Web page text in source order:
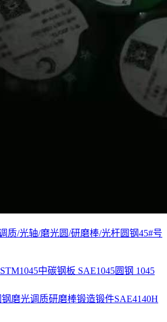
质/光轴/磨光圆/研磨棒/光杆圆钢45#号
中碳钢板 SAE1045圆钢 1045
钢磨光调质研磨棒锻造锻件SAE4140H